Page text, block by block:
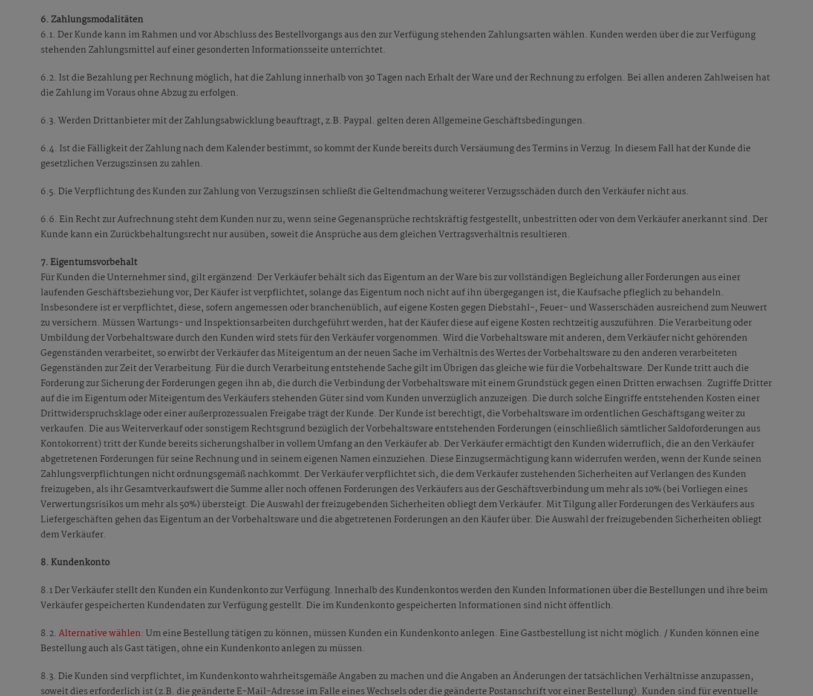
6. Zahlungsmodalitäten
6.1. Der Kunde kann im Rahmen und vor Abschluss des Bestellvorgangs aus den zur Verfügung stehenden Zahlungsarten wählen. Kunden werden über die zur Verfügung
stehenden Zahlungsmittel auf einer gesonderten Informationsseite unterrichtet.
6.2. Ist die Bezahlung per Rechnung möglich, hat die Zahlung innerhalb von 30 Tagen nach Erhalt der Ware und der Rechnung zu erfolgen. Bei allen anderen Zahlweisen hat
die Zahlung im Voraus ohne Abzug zu erfolgen.
6.3. Werden Drittanbieter mit der Zahlungsabwicklung beauftragt, z.B. Paypal. gelten deren Allgemeine Geschäftsbedingungen.
6.4. Ist die Fälligkeit der Zahlung nach dem Kalender bestimmt, so kommt der Kunde bereits durch Versäumung des Termins in Verzug. In diesem Fall hat der Kunde die
gesetzlichen Verzugszinsen zu zahlen.
6.5. Die Verpflichtung des Kunden zur Zahlung von Verzugszinsen schließt die Geltendmachung weiterer Verzugsschäden durch den Verkäufer nicht aus.
6.6. Ein Recht zur Aufrechnung steht dem Kunden nur zu, wenn seine Gegenansprüche rechtskräftig festgestellt, unbestritten oder von dem Verkäufer anerkannt sind. Der
Kunde kann ein Zurückbehaltungsrecht nur ausüben, soweit die Ansprüche aus dem gleichen Vertragsverhältnis resultieren.
7. Eigentumsvorbehalt
Für Kunden die Unternehmer sind, gilt ergänzend: Der Verkäufer behält sich das Eigentum an der Ware bis zur vollständigen Begleichung aller Forderungen aus einer
laufenden Geschäftsbeziehung vor; Der Käufer ist verpflichtet, solange das Eigentum noch nicht auf ihn übergegangen ist, die Kaufsache pfleglich zu behandeln.
Insbesondere ist er verpflichtet, diese, sofern angemessen oder branchenüblich, auf eigene Kosten gegen Diebstahl-, Feuer- und Wasserschäden ausreichend zum Neuwert
zu versichern. Müssen Wartungs- und Inspektionsarbeiten durchgeführt werden, hat der Käufer diese auf eigene Kosten rechtzeitig auszuführen. Die Verarbeitung oder
Umbildung der Vorbehaltsware durch den Kunden wird stets für den Verkäufer vorgenommen. Wird die Vorbehaltsware mit anderen, dem Verkäufer nicht gehörenden
Gegenständen verarbeitet, so erwirbt der Verkäufer das Miteigentum an der neuen Sache im Verhältnis des Wertes der Vorbehaltsware zu den anderen verarbeiteten
Gegenständen zur Zeit der Verarbeitung. Für die durch Verarbeitung entstehende Sache gilt im Übrigen das gleiche wie für die Vorbehaltsware. Der Kunde tritt auch die
Forderung zur Sicherung der Forderungen gegen ihn ab, die durch die Verbindung der Vorbehaltsware mit einem Grundstück gegen einen Dritten erwachsen. Zugriffe Dritter
auf die im Eigentum oder Miteigentum des Verkäufers stehenden Güter sind vom Kunden unverzüglich anzuzeigen. Die durch solche Eingriffe entstehenden Kosten einer
Drittwiderspruchsklage oder einer außerprozessualen Freigabe trägt der Kunde. Der Kunde ist berechtigt, die Vorbehaltsware im ordentlichen Geschäftsgang weiter zu
verkaufen. Die aus Weiterverkauf oder sonstigem Rechtsgrund bezüglich der Vorbehaltsware entstehenden Forderungen (einschließlich sämtlicher Saldoforderungen aus
Kontokorrent) tritt der Kunde bereits sicherungshalber in vollem Umfang an den Verkäufer ab. Der Verkäufer ermächtigt den Kunden widerruflich, die an den Verkäufer
abgetretenen Forderungen für seine Rechnung und in seinem eigenen Namen einzuziehen. Diese Einzugsermächtigung kann widerrufen werden, wenn der Kunde seinen
Zahlungsverpflichtungen nicht ordnungsgemäß nachkommt. Der Verkäufer verpflichtet sich, die dem Verkäufer zustehenden Sicherheiten auf Verlangen des Kunden
freizugeben, als ihr Gesamtverkaufswert die Summe aller noch offenen Forderungen des Verkäufers aus der Geschäftsverbindung um mehr als 10% (bei Vorliegen eines
Verwertungsrisikos um mehr als 50%) übersteigt. Die Auswahl der freizugebenden Sicherheiten obliegt dem Verkäufer. Mit Tilgung aller Forderungen des Verkäufers aus
Liefergeschäften gehen das Eigentum an der Vorbehaltsware und die abgetretenen Forderungen an den Käufer über. Die Auswahl der freizugebenden Sicherheiten obliegt
dem Verkäufer.
8. Kundenkonto
8.1 Der Verkäufer stellt den Kunden ein Kundenkonto zur Verfügung. Innerhalb des Kundenkontos werden den Kunden Informationen über die Bestellungen und ihre beim
Verkäufer gespeicherten Kundendaten zur Verfügung gestellt. Die im Kundenkonto gespeicherten Informationen sind nicht öffentlich.
8.2.Alternative wählen: Um eine Bestellung tätigen zu können, müssen Kunden ein Kundenkonto anlegen. Eine Gastbestellung ist nicht möglich. / Kunden können eine
Bestellung auch als Gast tätigen, ohne ein Kundenkonto anlegen zu müssen.
8.3. Die Kunden sind verpflichtet, im Kundenkonto wahrheitsgemäße Angaben zu machen und die Angaben an Änderungen der tatsächlichen Verhältnisse anzupassen,
soweit dies erforderlich ist (z.B. die geänderte E-Mail-Adresse im Falle eines Wechsels oder die geänderte Postanschrift vor einer Bestellung). Kunden sind für eventuelle